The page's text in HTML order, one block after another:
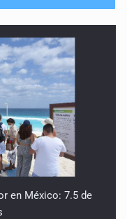
en México: 7.5 de